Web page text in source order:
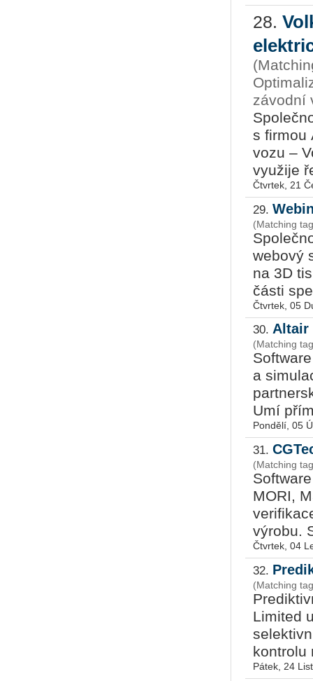
28.
závodní
s firmou
vozu –
využije
Čtvrtek, 21
29.
(Matching
we­bo­vý
na 3D
části
Čtvrtek, 05
30. Altair
(Matching
a
Umí
Pondělí, 05
31.
(Matching
MORI,
výrobu.
Čtvrtek, 04
32.
(Matching
Limited
kontrolu
Pátek, 24